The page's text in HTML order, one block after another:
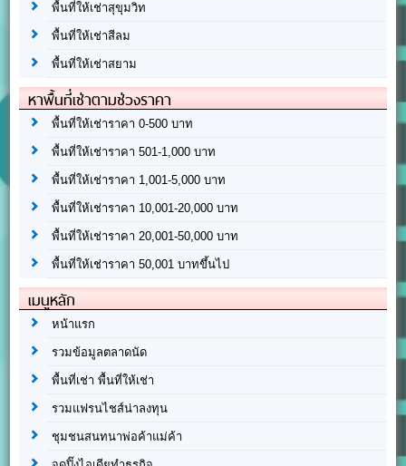
พื้นที่ให้เช่าสุขุมวิท
พื้นที่ให้เช่าสีลม
พื้นที่ให้เช่าสยาม
หาพื้นที่เช่าตามช่วงราคา
พื้นที่ให้เช่าราคา 0-500 บาท
พื้นที่ให้เช่าราคา 501-1,000 บาท
พื้นที่ให้เช่าราคา 1,001-5,000 บาท
พื้นที่ให้เช่าราคา 10,001-20,000 บาท
พื้นที่ให้เช่าราคา 20,001-50,000 บาท
พื้นที่ให้เช่าราคา 50,001 บาทขึ้นไป
เมนูหลัก
หน้าแรก
รวมข้อมูลตลาดนัด
พื้นที่เช่า พื้นที่ให้เช่า
รวมแฟรนไชส์น่าลงทุน
ชุมชนสนทนาพ่อค้าแม่ค้า